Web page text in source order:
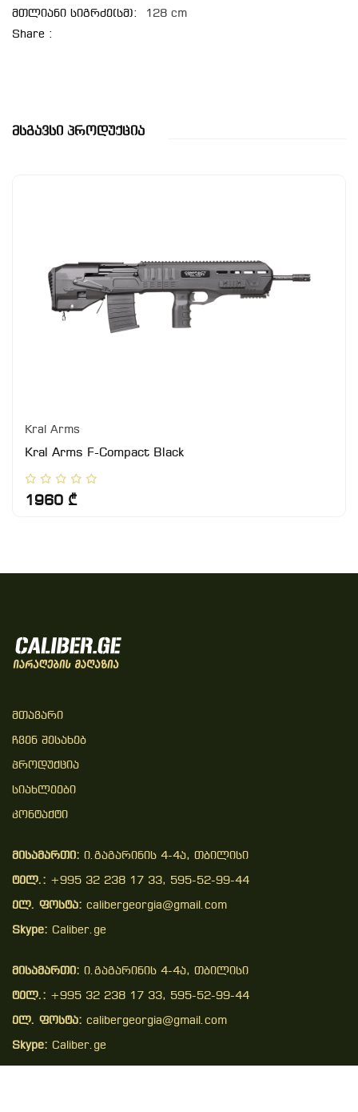
მთლიანი სიგრძე(სმ):
128 cm
Share :
Მსგავსი Პროდუქცია
Kral Arms
Kral Arms F-Compact Black
1960 ₾
Მთავარი
Ჩვენ Შესახებ
Პროდუქცია
Სიახლეები
Კონტაქტი
მისამართი: ი.გაგარინის 4-4ა, თბილისი
ტელ.: +995 32 238 17 33, 595-52-99-44
ელ. ფოსტა: calibergeorgia@gmail.com
Skype: Caliber.ge
მისამართი: ი.გაგარინის 4-4ა, თბილისი
ტელ.: +995 32 238 17 33, 595-52-99-44
ელ. ფოსტა: calibergeorgia@gmail.com
Skype: Caliber.ge